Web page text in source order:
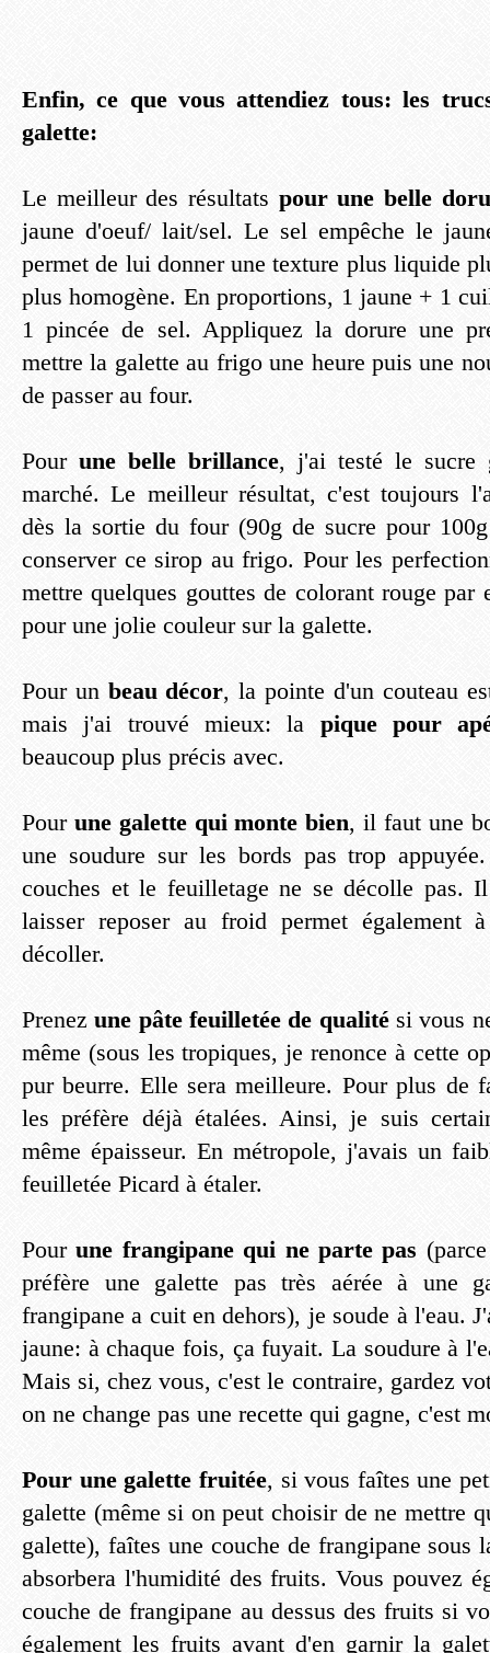
Enfin, ce que vous attendiez tous: les
galette:
Le meilleur des résultats pour une belle
jaune d'oeuf/ lait/sel. Le sel empêche le
permet de lui donner une texture plus liquide
plus homogène. En proportions, 1 jaune + 1
1 pincée de sel. Appliquez la dorure une
mettre la galette au frigo une heure puis une
de passer au four.
Pour une belle brillance, j'ai testé le sucre
marché. Le meilleur résultat, c'est toujours
dès la sortie du four (90g de sucre pour
conserver ce sirop au frigo. Pour les
mettre quelques gouttes de colorant rouge par
pour une jolie couleur sur la galette.
Pour unbeau décor, la pointe d'un couteau
mais j'ai trouvé mieux: la pique pour
beaucoup plus précis avec.
Pour une galette qui monte bien, il faut une
une soudure sur les bords pas trop
couches et le feuilletage ne se décolle pas.
laisser reposer au froid permet également
décoller.
Prenezune pâte feuilletée de qualitési vous
même (sous les tropiques, je renonce à cette
pur beurre. Elle sera meilleure. Pour plus de
les préfère déjà étalées. Ainsi, je suis
même épaisseur. En métropole, j'avais un
feuilletée Picard à étaler.
Pourune frangipane qui ne parte pas
préfère une galette pas très aérée à une
frangipane a cuit en dehors), je soude à l'eau.
jaune: à chaque fois, ça fuyait. La soudure à
Mais si, chez vous, c'est le contraire, gardez
on ne change pas une recette qui gagne, c'est
Pour une galette fruitée, si vous faîtes une
galette (même si on peut choisir de ne mettre
galette), faîtes une couche de frangipane sous
absorbera l'humidité des fruits. Vous pouvez
couche de frangipane au dessus des fruits si
également les fruits avant d'en garnir la